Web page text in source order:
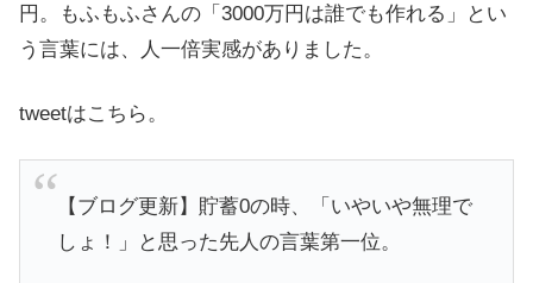
円。もふもふさんの「3000万円は誰でも作れる」とい
う言葉には、人一倍実感がありました。
tweetはこちら。
【ブログ更新】貯蓄0の時、「いやいや無理で
しょ！」と思った先人の言葉第一位。